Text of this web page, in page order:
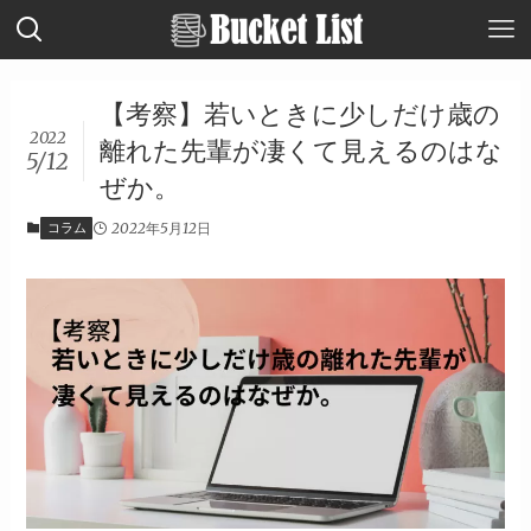
【考察】若いときに少しだけ歳の
離れた先輩が凄くて見えるのはな
ぜか。
2022
5/12
コラム 2022年5月12日